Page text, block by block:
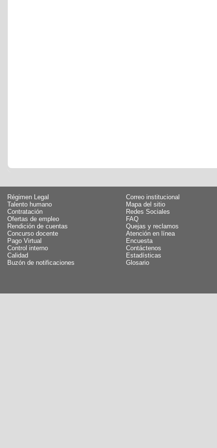
Régimen Legal
Talento humano
Contratación
Ofertas de empleo
Rendición de cuentas
Concurso docente
Pago Virtual
Control interno
Calidad
Buzón de notificaciones
Correo institucional
Mapa del sitio
Redes Sociales
FAQ
Quejas y reclamos
Atención en línea
Encuesta
Contáctenos
Estadísticas
Glosario